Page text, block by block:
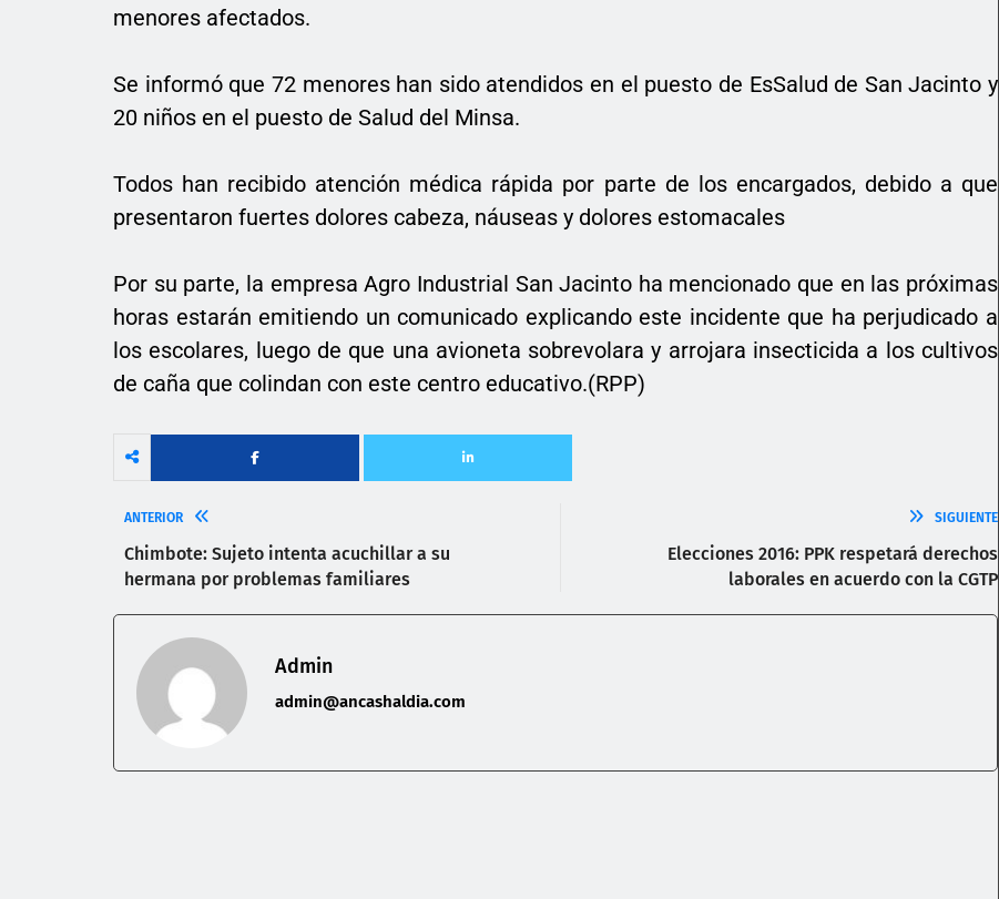
menores afectados.
Se informó que 72 menores han sido atendidos en el puesto de EsSalud de San Jacinto y
20 niños en el puesto de Salud del Minsa.
Todos han recibido atención médica rápida por parte de los encargados, debido a que
presentaron fuertes dolores cabeza, náuseas y dolores estomacales
Por su parte, la empresa Agro Industrial San Jacinto ha mencionado que en las próximas
horas estarán emitiendo un comunicado explicando este incidente que ha perjudicado a
los escolares, luego de que una avioneta sobrevolara y arrojara insecticida a los cultivos
de caña que colindan con este centro educativo.(RPP)
ANTERIOR
Chimbote: Sujeto intenta acuchillar a su
hermana por problemas familiares
SIGUIENTE
Elecciones 2016: PPK respetará derechos
laborales en acuerdo con la CGTP
Admin
admin@ancashaldia.com